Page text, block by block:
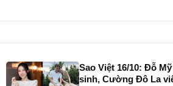
Sao Việt 16/10: Đỗ
sinh, Cường Đô La